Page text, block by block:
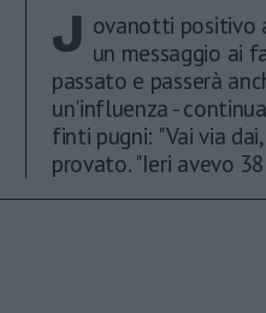
J ovanotti positivo
un messaggio ai
passato e passerà
un'influenza -
finti pugni: "Vai via
provato. "Ieri avevo